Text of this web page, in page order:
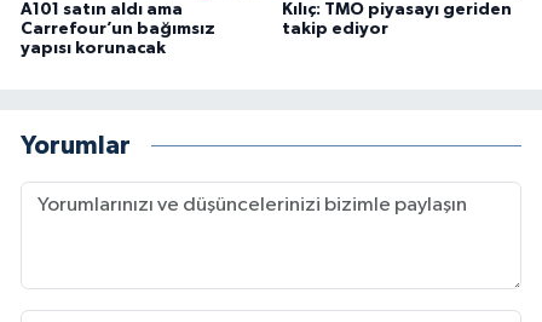
A101 satın aldı ama
Carrefour’un bağımsız
yapısı korunacak
Kılıç: TMO piyasayı geriden
takip ediyor
Yorumlar